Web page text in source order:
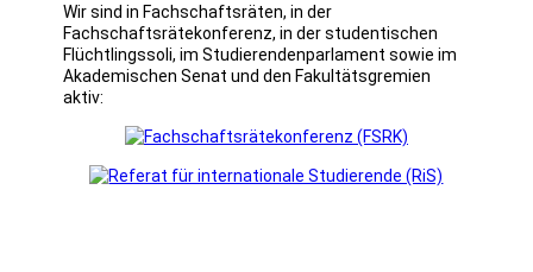
Wir sind in Fachschaftsräten, in der
Fachschaftsrätekonferenz, in der studentischen
Flüchtlingssoli, im Studierendenparlament sowie im
Akademischen Senat und den Fakultätsgremien
aktiv: